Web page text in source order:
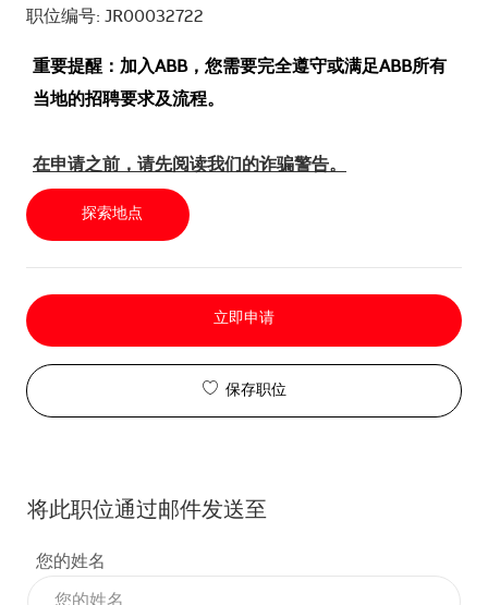
职位编号: JR00032722
重要提醒：加入ABB，您需要完全遵守或满足ABB所有
当地的招聘要求及流程。
在申请之前，请先阅读我们的诈骗警告。
探索地点
立即申请
保存职位
将此职位通过邮件发送至
您的姓名